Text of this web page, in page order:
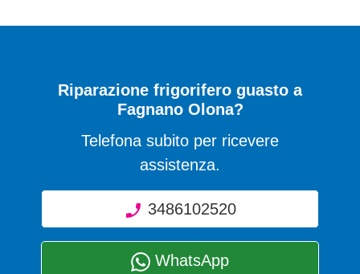
Riparazione frigorifero guasto a
Fagnano Olona?
Telefona subito per ricevere
assistenza.
3486102520
WhatsApp